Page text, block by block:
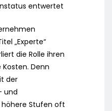
entwertet
„Experte“
die Rolle ihren
Denn
der
und
Stufen oft